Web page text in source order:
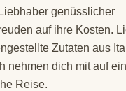
genüsslicher
auf ihre Kosten.
Zutaten aus
nehmen dich mit auf
Reise.